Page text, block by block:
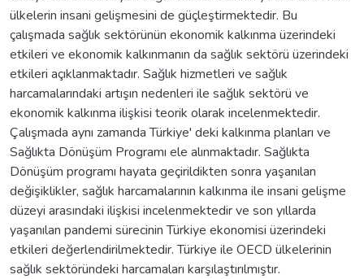
ülkelerin insani gelişmesini de güçleştirmektedir. Bu
çalışmada sağlık sektörünün ekonomik kalkınma üzerindeki
etkileri ve ekonomik kalkınmanın da sağlık sektörü üzerindeki
etkileri açıklanmaktadır. Sağlık hizmetleri ve sağlık
harcamalarındaki artışın nedenleri ile sağlık sektörü ve
ekonomik kalkınma ilişkisi teorik olarak incelenmektedir.
Çalışmada aynı zamanda Türkiye' deki kalkınma planları ve
Sağlıkta Dönüşüm Programı ele alınmaktadır. Sağlıkta
Dönüşüm programı hayata geçirildikten sonra yaşanılan
değişiklikler, sağlık harcamalarının kalkınma ile insani gelişme
düzeyi arasındaki ilişkisi incelenmektedir ve son yıllarda
yaşanılan pandemi sürecinin Türkiye ekonomisi üzerindeki
etkileri değerlendirilmektedir. Türkiye ile OECD ülkelerinin
sağlık sektöründeki harcamaları karşılaştırılmıştır.